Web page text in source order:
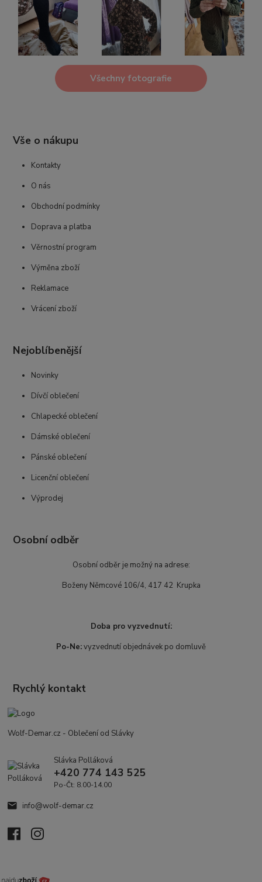
Všechny fotografie
Vše o nákupu
Kontakty
O nás
Obchodní podmínky
Doprava a platba
Věrnostní program
Výměna zboží
Reklamace
Vrácení zboží
Nejoblíbenější
Novinky
Dívčí oblečení
Chlapecké oblečení
Dámské oblečení
Pánské oblečení
Licenční oblečení
Výprodej
Osobní odběr
Osobní odběr je možný na adrese:
Boženy Němcové 106/4, 417 42 Krupka
Doba pro vyzvednutí:
Po-Ne:vyzvednutí objednávek po domluvě
Rychlý kontakt
Wolf-Demar.cz - Oblečení od Slávky
Slávka Polláková
+420 774 143 525
Po-Čt: 8.00-14.00
info@wolf-demar.cz